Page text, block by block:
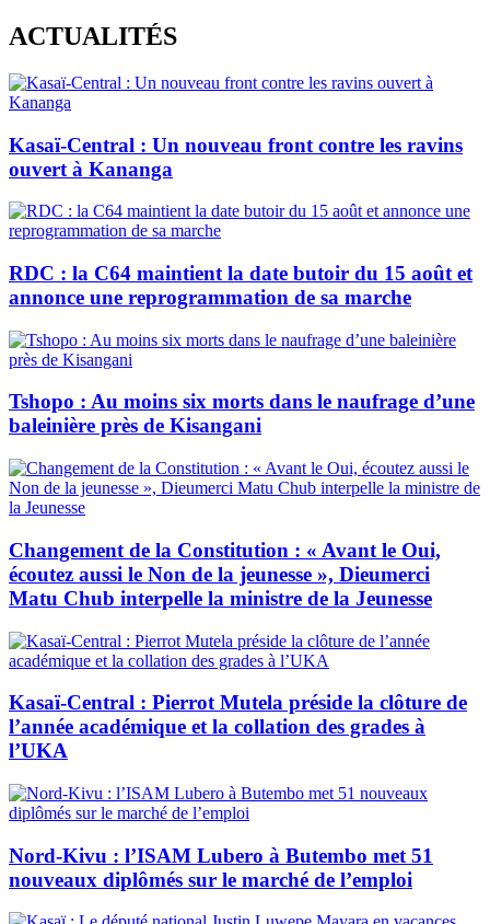
Skip
to
content
ACTUALITÉS
Kasaï-Central : Un nouveau front contre les ravins
ouvert à Kananga
RDC : la C64 maintient la date butoir du 15 août et
annonce une reprogrammation de sa marche
Tshopo : Au moins six morts dans le naufrage d’une
baleinière près de Kisangani
Changement de la Constitution : « Avant le Oui,
écoutez aussi le Non de la jeunesse », Dieumerci
Matu Chub interpelle la ministre de la Jeunesse
Kasaï-Central : Pierrot Mutela préside la clôture de
l’année académique et la collation des grades à
l’UKA
Nord-Kivu : l’ISAM Lubero à Butembo met 51
nouveaux diplômés sur le marché de l’emploi